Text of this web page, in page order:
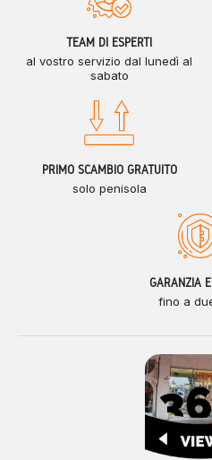
TEAM DI ESPERTI
al vostro servizio dal lunedì al
sabato
PRIMO SCAMBIO GRATUITO
solo penisola
GARANZIA
fino a